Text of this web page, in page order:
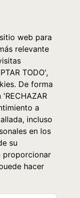
web para
relevante
TODO',
De forma
a
incluso
en los
su
proporcionar
hacer